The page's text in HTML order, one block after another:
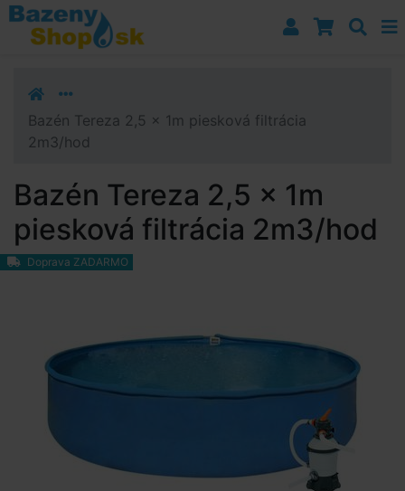
Prejsť k navigácii
Prejsť na obsah
Prejsť k bočnému stĺpci
Bazén Tereza 2,5 x 1m piesková filtrácia
2m3/hod
Bazén Tereza 2,5 x 1m
piesková filtrácia 2m3/hod
Doprava ZADARMO